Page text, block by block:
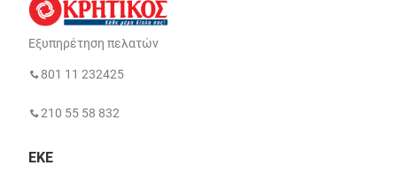
Εξυπηρέτηση πελατών
801 11 232425
210 55 58 832
ΕΚΕ